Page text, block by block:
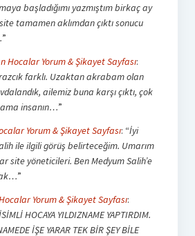
başladığımı yazmıştım birkaç ay
tamamen aklımdan çıktı sonucu
”
Hocalar Yorum & Şikayet Sayfası:
farklı. Uzaktan akrabam olan
ailemiz buna karşı çıktı, çok
insanın…”
Yorum & Şikayet Sayfası: “İyi
ile ilgili görüş belirteceğim. Umarım
site yöneticileri. Ben Medyum Salih’e
”
Yorum & Şikayet Sayfası:
HOCAYA YILDIZNAME YAPTIRDIM.
İŞE YARAR TEK BİR ŞEY BİLE